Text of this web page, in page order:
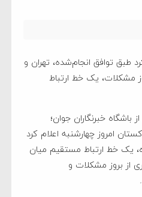
طبق توافق انجام‌شده، تهران و
مشکلات، یک خط ارتباط
باشگاه خبرنگاران جوان؛
امروز چهارشنبه اعلام کرد
یک خط ارتباط مستقیم میان
از بروز مشکلات و